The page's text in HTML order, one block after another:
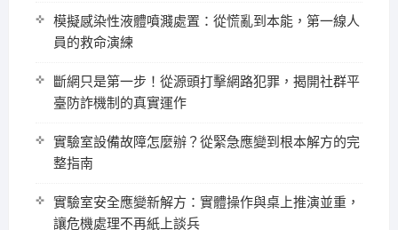
模擬感染性液體噴濺處置：從慌亂到本能，第一線人
員的救命演練
斷網只是第一步！從源頭打擊網路犯罪，揭開社群平
臺防詐機制的真實運作
實驗室設備故障怎麼辦？從緊急應變到根本解方的完
整指南
實驗室安全應變新解方：實體操作與桌上推演並重，
讓危機處理不再紙上談兵